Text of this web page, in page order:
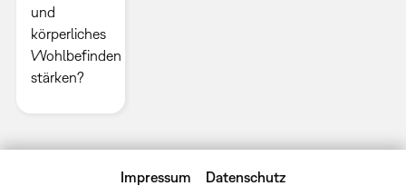
und
körperliches
Wohlbefinden
stärken?
Impressum Datenschutz